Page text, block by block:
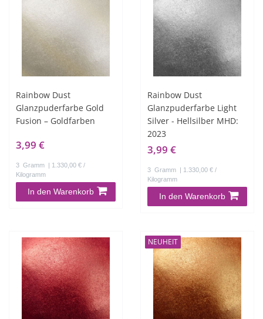
Rainbow Dust
Glanzpuderfarbe Gold
Fusion – Goldfarben
3,99 €
3 Gramm | 1.330,00 € /
Kilogramm
In den Warenkorb
Rainbow Dust
Glanzpuderfarbe Light
Silver - Hellsilber MHD:
2023
3,99 €
3 Gramm | 1.330,00 € /
Kilogramm
In den Warenkorb
NEUHEIT